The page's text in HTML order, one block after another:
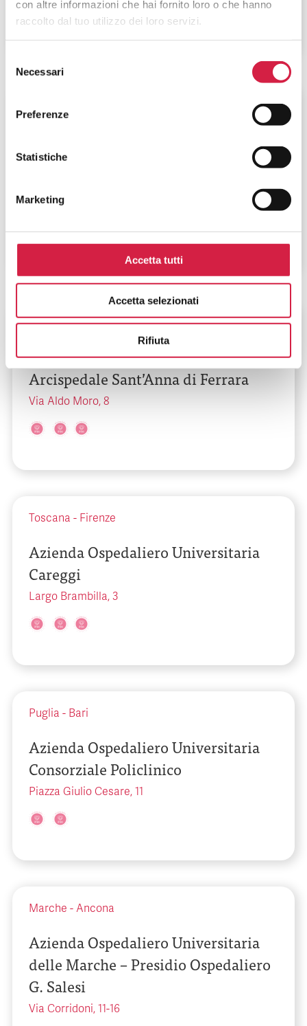
con altre informazioni che hai fornito loro o che hanno
raccolto dal tuo utilizzo dei loro servizi.
delNecessari
Preferenze
Statistiche
Marketing
Accetta tutti
Accetta selezionati
Rifiuta
SS. Antonio e Biagio e Cesare Arrigo
Via Venezia, 16
Emilia-Romagna-Ferrara
Azienda Ospedaliero Universitaria
Arcispedale Sant’Anna di Ferrara
Via Aldo Moro, 8
Toscana - Firenze
Azienda Ospedaliero Universitaria
Careggi
Largo Brambilla, 3
Puglia - Bari
Azienda Ospedaliero Universitaria
Consorziale Policlinico
Piazza Giulio Cesare, 11
Marche - Ancona
Azienda Ospedaliero Universitaria
delle Marche – Presidio Ospedaliero
G. Salesi
Via Corridoni, 11-16